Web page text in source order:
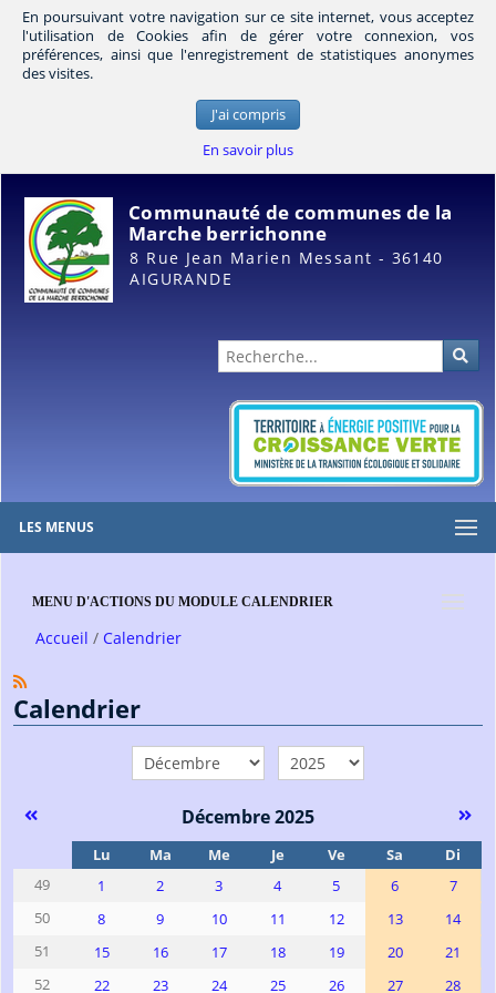
En poursuivant votre navigation sur ce site internet, vous acceptez
l'utilisation de Cookies afin de gérer votre connexion, vos
préférences, ainsi que l'enregistrement de statistiques anonymes
des visites.
J'ai compris
En savoir plus
Communauté de communes de la
Marche berrichonne
8 Rue Jean Marien Messant - 36140
AIGURANDE
LES MENUS
MENU D'ACTIONS DU MODULE CALENDRIER
Accueil Calendrier
Calendrier
mois année
Décembre 2025
Lu Ma Me Je Ve Sa
Di
49
1 2 3 4 5 6
7
50
8 9 10 11 12 13
14
51
15 16 17 18 19 20
21
52
22 23 24 25 26 27 28